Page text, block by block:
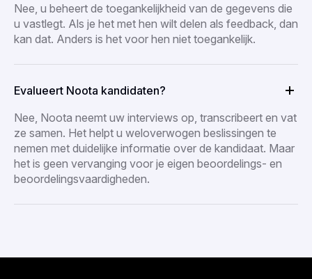
Nee, u beheert de toegankelijkheid van de gegevens die
u vastlegt. Als je het met hen wilt delen als feedback, dan
kan dat. Anders is het voor hen niet toegankelijk.
Evalueert Noota kandidaten?
Nee, Noota neemt uw interviews op, transcribeert en vat
ze samen. Het helpt u weloverwogen beslissingen te
nemen met duidelijke informatie over de kandidaat. Maar
het is geen vervanging voor je eigen beoordelings- en
beoordelingsvaardigheden.